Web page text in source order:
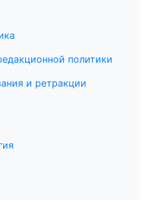
политики
и ретракции